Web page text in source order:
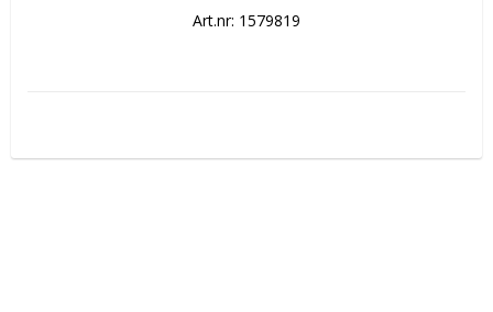
Art.nr: 1579819